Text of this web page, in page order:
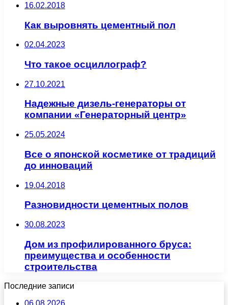
16.02.2018
Как выровнять цементный пол
02.04.2023
Что такое осциллограф?
27.10.2021
Надежные дизель-генераторы от
компании «Генераторный центр»
25.05.2024
Все о японской косметике от традиций
до инноваций
19.04.2018
Разновидности цементных полов
30.08.2023
Дом из профилированного бруса:
преимущества и особенности
строительства
Последние записи